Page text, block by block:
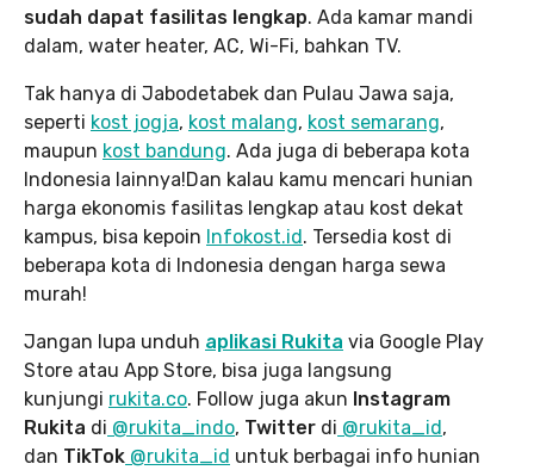
sudah dapat fasilitas lengkap. Ada kamar mandi
dalam, water heater, AC, Wi-Fi, bahkan TV.
Tak hanya di Jabodetabek dan Pulau Jawa saja,
seperti kost jogja, kost malang, kost semarang,
maupun kost bandung. Ada juga di beberapa kota
Indonesia lainnya!Dan kalau kamu mencari hunian
harga ekonomis fasilitas lengkap atau kost dekat
kampus, bisa kepoin Infokost.id. Tersedia kost di
beberapa kota di Indonesia dengan harga sewa
murah!
Jangan lupa unduh aplikasi Rukita via Google Play
Store atau App Store, bisa juga langsung
kunjungi rukita.co. Follow juga akun Instagram
Rukita di @rukita_indo, Twitter di @rukita_id,
dan TikTok @rukita_id untuk berbagai info hunian